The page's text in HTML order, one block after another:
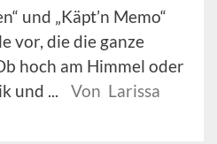
und „Käpt’n Memo“
vor, die die ganze
hoch am Himmel oder
und ...
Von Larissa